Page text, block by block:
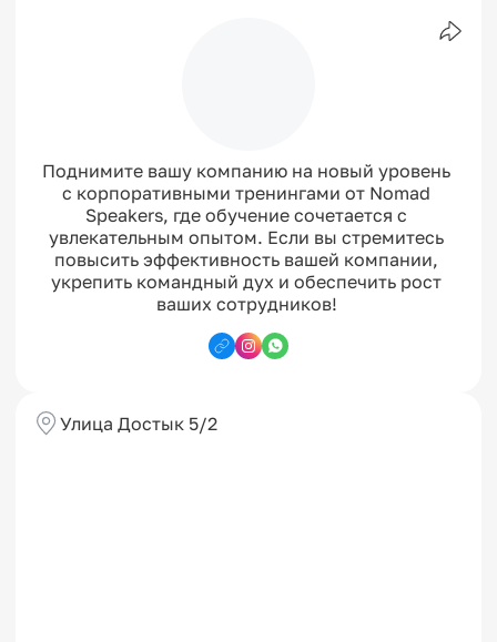
Поднимите вашу компанию на новый уровень
с корпоративными тренингами от Nomad
Speakers, где обучение сочетается с
увлекательным опытом. Если вы стремитесь
повысить эффективность вашей компании,
укрепить командный дух и обеспечить рост
ваших сотрудников!
Улица Достык 5/2